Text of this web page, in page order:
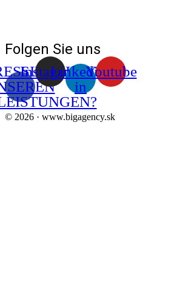
Folgen Sie uns
IN
InstagramLinkedin-
in
Youtube
© 2026 · www.bigagency.sk